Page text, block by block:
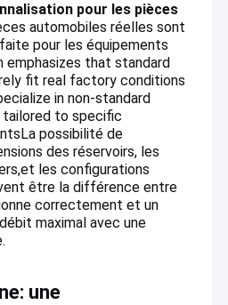
pour les pièces
automobiles réelles sont
pour les équipements
emphasizes that standard
fit real factory conditions
in non-standard
to specific
La possibilité de
des réservoirs, les
les configurations
être la différence entre
correctement et un
maximal avec une
une